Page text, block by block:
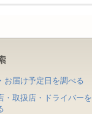
お届け予定日を調べる
・取扱店・ドライバーを